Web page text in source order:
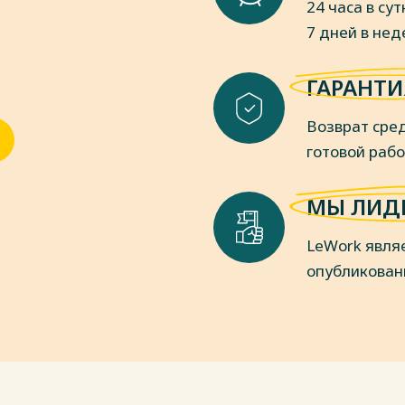
24 часа в
7 дней в
Возврат
готовой
МЫ
LeWork